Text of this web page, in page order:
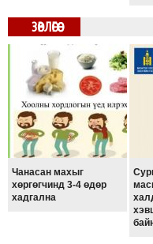
ЗӨВЛӨГӨӨ
Чанасан махыг
хөргөгчинд 3-4 өдөр
хадгална